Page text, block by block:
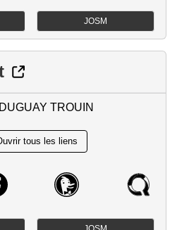
JOSM
TROUIN